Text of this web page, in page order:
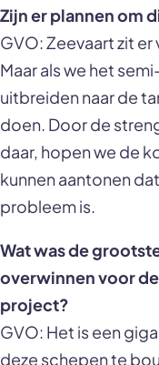
Zijn er plannen om
GVO: Zeevaart zit
Maar als we het
uitbreiden naar de
doen. Door de
daar, hopen we de
kunnen aantonen
probleem is.
Wat was de
overwinnen voor
project?
GVO: Het is een
deze schepen te